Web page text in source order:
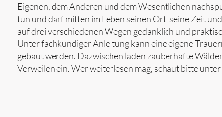
Eigenen, dem Anderen und dem Wesentlichen
tun und darf mitten im Leben seinen Ort, seine Zeit
auf drei verschiedenen Wegen gedanklich und
Unter fachkundiger Anleitung kann eine eigene
gebaut werden. Dazwischen laden zauberhafte
Verweilen ein. Wer weiterlesen mag, schaut bitte unter